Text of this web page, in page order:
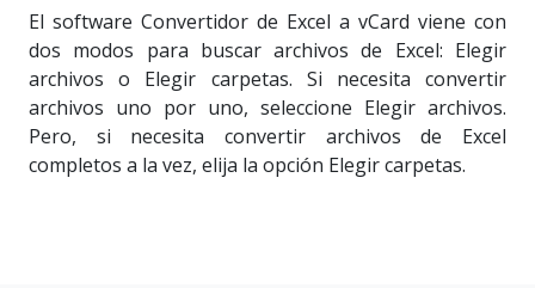
El software Convertidor de Excel a vCard viene con
dos modos para buscar archivos de Excel: Elegir
archivos o Elegir carpetas. Si necesita convertir
archivos uno por uno, seleccione Elegir archivos.
Pero, si necesita convertir archivos de Excel
completos a la vez, elija la opción Elegir carpetas.